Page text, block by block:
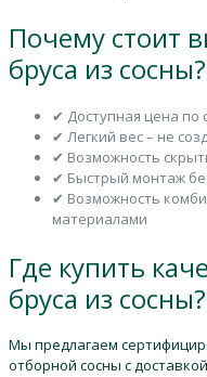
Почему стоит
бруса из сосны?
✔ Доступная цена по
✔ Легкий вес – не
✔ Возможность
✔ Быстрый монтаж
✔ Возможность
материалами
Где купить
бруса из сосны?
Мы предлагаем
отборной сосны с